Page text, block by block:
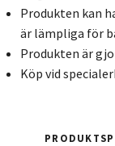
Produkten kan
är lämpliga för
Produkten är
Köp vid